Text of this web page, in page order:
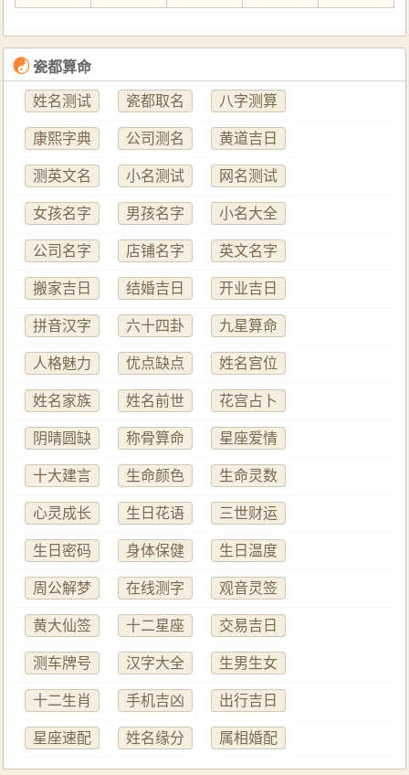
☯瓷都算命
姓名测试 瓷都取名 八字测算
康熙字典 公司测名 黄道吉日
测英文名 小名测试 网名测试
女孩名字 男孩名字 小名大全
公司名字 店铺名字 英文名字
搬家吉日 结婚吉日 开业吉日
拼音汉字 六十四卦 九星算命
人格魅力 优点缺点 姓名宫位
姓名家族 姓名前世 花宫占卜
阴晴圆缺 称骨算命 星座爱情
十大建言 生命颜色 生命灵数
心灵成长 生日花语 三世财运
生日密码 身体保健 生日温度
周公解梦 在线测字 观音灵签
黄大仙签 十二星座 交易吉日
测车牌号 汉字大全 生男生女
十二生肖 手机吉凶 出行吉日
星座速配 姓名缘分 属相婚配